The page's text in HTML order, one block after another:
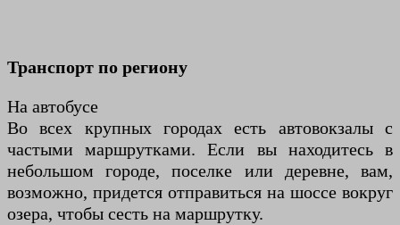
Транспорт по региону
На автобусе
Во всех крупных городах есть автовокзалы с
частыми маршрутками. Если вы находитесь в
небольшом городе, поселке или деревне, вам,
возможно, придется отправиться на шоссе вокруг
озера, чтобы сесть на маршрутку.